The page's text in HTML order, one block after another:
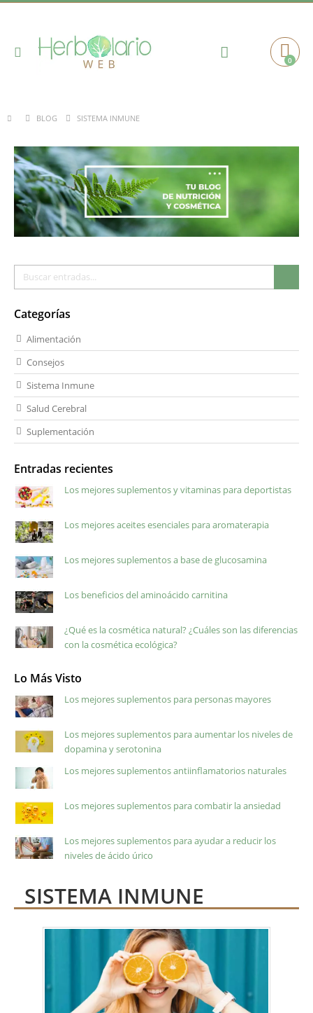
Toggle
Cart0
BLOG SISTEMA INMUNE
Categorías
Alimentación
Consejos
Sistema Inmune
Salud Cerebral
Suplementación
Entradas recientes
Los mejores suplementos y vitaminas para deportistas
Los mejores aceites esenciales para aromaterapia
Los mejores suplementos a base de glucosamina
Los beneficios del aminoácido carnitina
¿Qué es la cosmética natural? ¿Cuáles son las diferencias
con la cosmética ecológica?
Lo Más Visto
Los mejores suplementos para personas mayores
Los mejores suplementos para aumentar los niveles de
dopamina y serotonina
Los mejores suplementos antiinflamatorios naturales
Los mejores suplementos para combatir la ansiedad
Los mejores suplementos para ayudar a reducir los
niveles de ácido úrico
SISTEMA INMUNE